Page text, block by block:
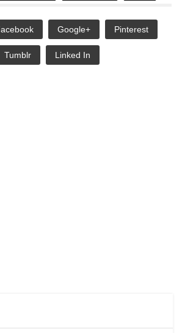
Google+ Pinterest
Tumblr Linked In